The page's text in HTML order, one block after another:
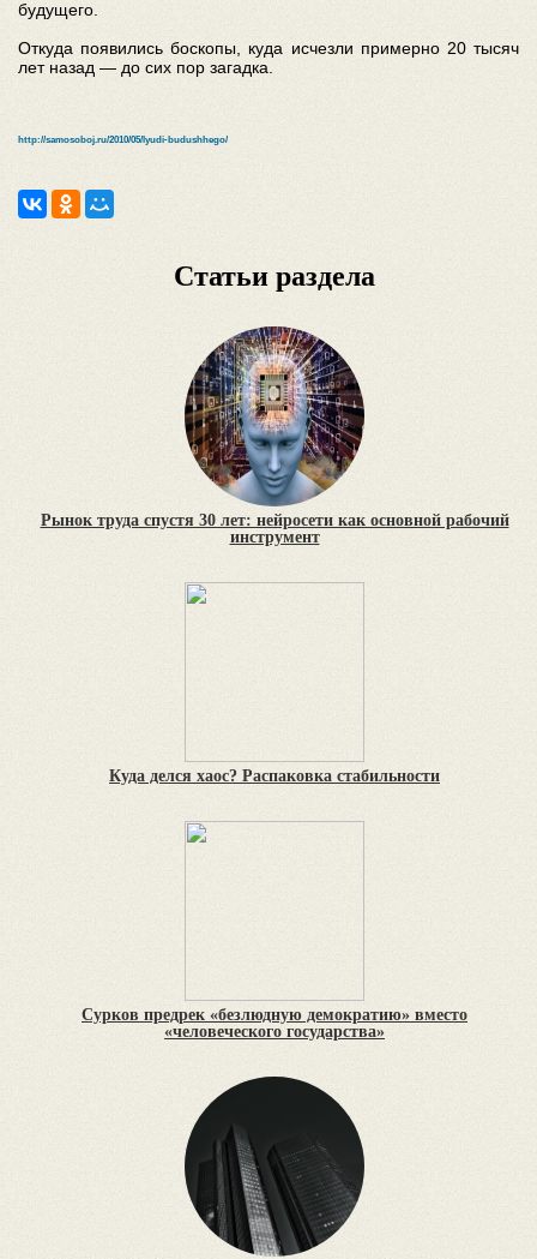
будущего.
Откуда появились боскопы, куда исчезли примерно 20 тысяч
лет назад — до сих пор загадка.
http://samosoboj.ru/2010/05/lyudi-budushhego/
Статьи раздела
Рынок труда спустя 30 лет: нейросети как основной рабочий
инструмент
Куда делся хаос? Распаковка стабильности
Сурков предрек «безлюдную демократию» вместо
«человеческого государства»